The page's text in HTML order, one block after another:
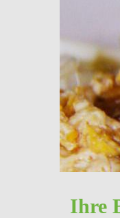
Ihre